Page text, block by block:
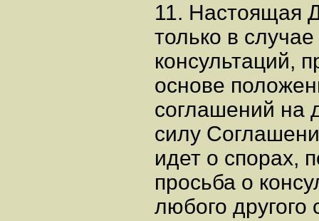
11. Настоящая
только в
консультаций,
основе
соглашений на
силу
идет о спорах,
просьба о
любого другого